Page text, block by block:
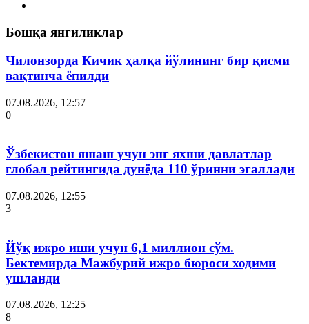
Бошқа янгиликлар
Чилонзорда Кичик ҳалқа йўлининг бир қисми
вақтинча ёпилди
07.08.2026, 12:57
0
Ўзбекистон яшаш учун энг яхши давлатлар
глобал рейтингида дунёда 110 ўринни эгаллади
07.08.2026, 12:55
3
Йўқ ижро иши учун 6,1 миллион сўм.
Бектемирда Мажбурий ижро бюроси ходими
ушланди
07.08.2026, 12:25
8